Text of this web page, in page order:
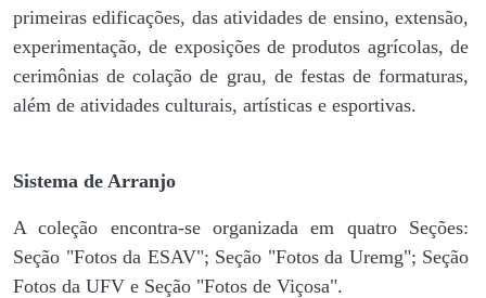
primeiras edificações, das atividades de ensino, extensão,
experimentação, de exposições de produtos agrícolas, de
cerimônias de colação de grau, de festas de formaturas,
além de atividades culturais, artísticas e esportivas.
Sistema de Arranjo
A coleção encontra-se organizada em quatro Seções:
Seção "Fotos da ESAV"; Seção "Fotos da Uremg"; Seção
Fotos da UFV e Seção "Fotos de Viçosa".